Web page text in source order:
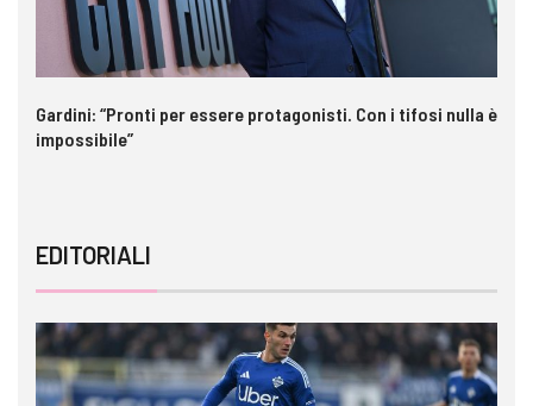
Gardini: “Pronti per essere protagonisti. Con i tifosi nulla è
impossibile”
EDITORIALI